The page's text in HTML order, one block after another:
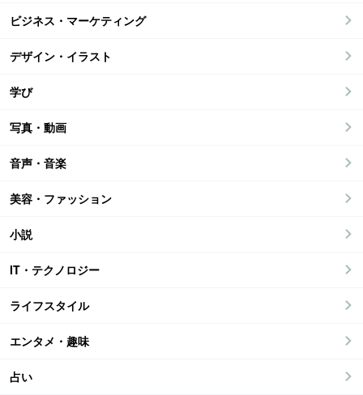
ビジネス・マーケティング
デザイン・イラスト
学び
写真・動画
音声・音楽
美容・ファッション
小説
IT・テクノロジー
ライフスタイル
エンタメ・趣味
占い